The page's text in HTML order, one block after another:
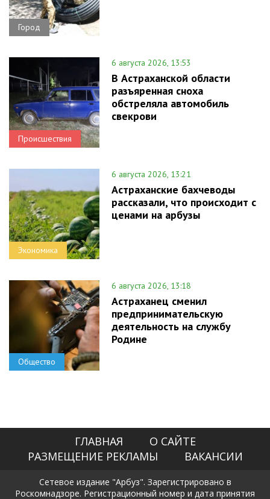
Город
Происшествия
6 августа 2026, 13:53
В Астраханской области
разъяренная сноха
обстреляла автомобиль
свекрови
Экономика
6 августа 2026, 13:21
Астраханские бахчеводы
рассказали, что происходит с
ценами на арбузы
Общество
6 августа 2026, 13:18
Астраханец сменил
предпринимательскую
деятельность на службу
Родине
ГЛАВНАЯ
О САЙТЕ
РАЗМЕЩЕНИЕ РЕКЛАМЫ
ВАКАНСИИ
Сетевое издание "Арбуз". Зарегистрировано в
Роскомнадзоре. Регистрационный номер и дата принятия